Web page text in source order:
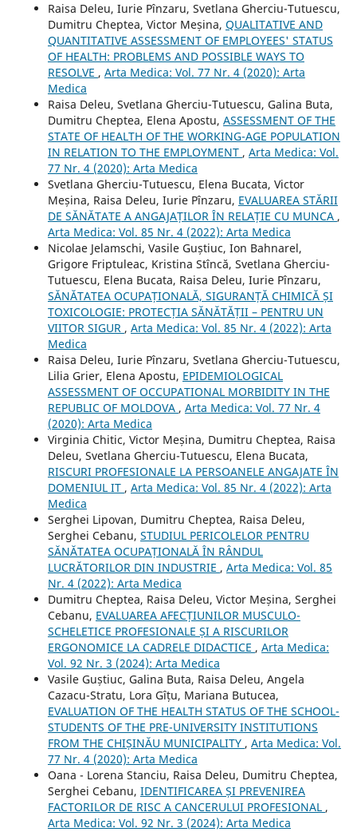
Raisa Deleu, Iurie Pînzaru, Svetlana Gherciu-Tutuescu,
Dumitru Cheptea, Victor Meșina, QUALITATIVE AND
QUANTITATIVE ASSESSMENT OF EMPLOYEES' STATUS
OF HEALTH: PROBLEMS AND POSSIBLE WAYS TO
RESOLVE , Arta Medica: Vol. 77 Nr. 4 (2020): Arta
Medica
Raisa Deleu, Svetlana Gherciu-Tutuescu, Galina Buta,
Dumitru Cheptea, Elena Apostu, ASSESSMENT OF THE
STATE OF HEALTH OF THE WORKING-AGE POPULATION
IN RELATION TO THE EMPLOYMENT , Arta Medica: Vol.
77 Nr. 4 (2020): Arta Medica
Svetlana Gherciu-Tutuescu, Elena Bucata, Victor
Meșina, Raisa Deleu, Iurie Pînzaru, EVALUAREA STĂRII
DE SĂNĂTATE A ANGAJAȚILOR ÎN RELAȚIE CU MUNCA ,
Arta Medica: Vol. 85 Nr. 4 (2022): Arta Medica
Nicolae Jelamschi, Vasile Guștiuc, Ion Bahnarel,
Grigore Friptuleac, Kristina Stîncă, Svetlana Gherciu-
Tutuescu, Elena Bucata, Raisa Deleu, Iurie Pînzaru,
SĂNĂTATEA OCUPAȚIONALĂ, SIGURANȚĂ CHIMICĂ ȘI
TOXICOLOGIE: PROTECȚIA SĂNĂTĂȚII – PENTRU UN
VIITOR SIGUR , Arta Medica: Vol. 85 Nr. 4 (2022): Arta
Medica
Raisa Deleu, Iurie Pînzaru, Svetlana Gherciu-Tutuescu,
Lilia Grier, Elena Apostu, EPIDEMIOLOGICAL
ASSESSMENT OF OCCUPATIONAL MORBIDITY IN THE
REPUBLIC OF MOLDOVA , Arta Medica: Vol. 77 Nr. 4
(2020): Arta Medica
Virginia Chitic, Victor Meșina, Dumitru Cheptea, Raisa
Deleu, Svetlana Gherciu-Tutuescu, Elena Bucata,
RISCURI PROFESIONALE LA PERSOANELE ANGAJATE ÎN
DOMENIUL IT , Arta Medica: Vol. 85 Nr. 4 (2022): Arta
Medica
Serghei Lipovan, Dumitru Cheptea, Raisa Deleu,
Serghei Cebanu, STUDIUL PERICOLELOR PENTRU
SĂNĂTATEA OCUPAȚIONALĂ ÎN RÂNDUL
LUCRĂTORILOR DIN INDUSTRIE , Arta Medica: Vol. 85
Nr. 4 (2022): Arta Medica
Dumitru Cheptea, Raisa Deleu, Victor Meșina, Serghei
Cebanu, EVALUAREA AFECȚIUNILOR MUSCULO-
SCHELETICE PROFESIONALE ȘI A RISCURILOR
ERGONOMICE LA CADRELE DIDACTICE , Arta Medica:
Vol. 92 Nr. 3 (2024): Arta Medica
Vasile Guștiuc, Galina Buta, Raisa Deleu, Angela
Cazacu-Stratu, Lora Gîțu, Mariana Butucea,
EVALUATION OF THE HEALTH STATUS OF THE SCHOOL-
STUDENTS OF THE PRE-UNIVERSITY INSTITUTIONS
FROM THE CHIȘINĂU MUNICIPALITY , Arta Medica: Vol.
77 Nr. 4 (2020): Arta Medica
Oana - Lorena Stanciu, Raisa Deleu, Dumitru Cheptea,
Serghei Cebanu, IDENTIFICAREA ȘI PREVENIREA
FACTORILOR DE RISC A CANCERULUI PROFESIONAL ,
Arta Medica: Vol. 92 Nr. 3 (2024): Arta Medica